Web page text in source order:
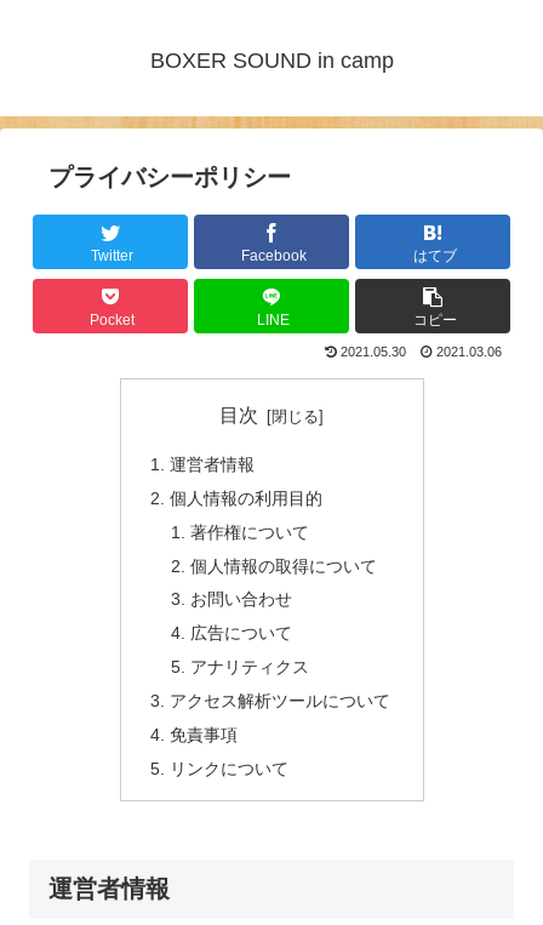
BOXER SOUND in camp
プライバシーポリシー
Twitter Facebook はてブ
Pocket LINE コピー
2021.05.30 2021.03.06
目次
運営者情報
個人情報の利用目的
著作権について
個人情報の取得について
お問い合わせ
広告について
アナリティクス
アクセス解析ツールについて
免責事項
リンクについて
運営者情報